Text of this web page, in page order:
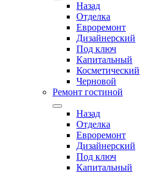
Назад
Отделка
Евроремонт
Дизайнерский
Под ключ
Капитальный
Косметический
Черновой
Ремонт гостиной
Назад
Отделка
Евроремонт
Дизайнерский
Под ключ
Капитальный